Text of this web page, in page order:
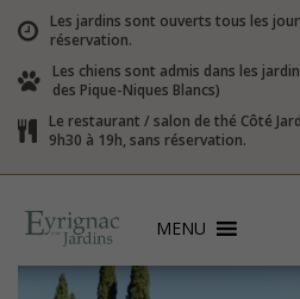
Les jardins sont ouverts tous les
réservation.
Les chiens sont admis dans les
des Pique-Niques Blancs)
Le restaurant / salon de thé Côté
9h30 à 19h, sans réservation.
MENU